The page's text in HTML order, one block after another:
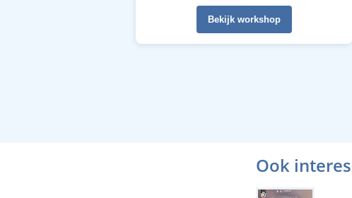
Bekijk workshop
Ook